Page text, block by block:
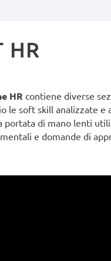
HR
HR contiene diverse
le soft skill analizzate e
portata di mano lenti
e domande di